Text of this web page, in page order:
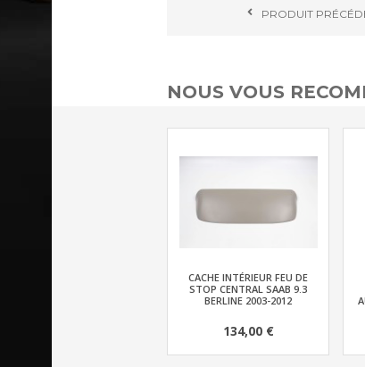
PRODUIT
NOUS VOUS
CACHE INTÉRIEUR FEU DE
STOP CENTRAL SAAB 9.3
BERLINE 2003-2012
134,00 €